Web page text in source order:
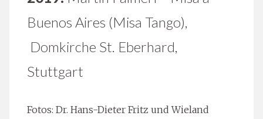
Buenos Aires (Misa Tango),
Domkirche St. Eberhard,
Stuttgart
Fotos: Dr. Hans-Dieter Fritz und Wieland